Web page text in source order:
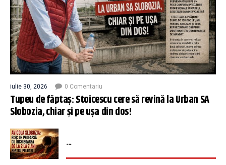
iulie 30, 2026 0 Comentariu
Tupeu de făptaș: Stoicescu cere să revină la Urban SA
Slobozia, chiar și pe ușa din dos!
...